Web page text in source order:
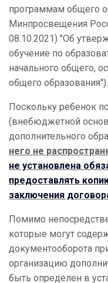
программам общего
Минпросвещения
08.10.2021) "Об
обучение по
начального общего,
общего образования").
Поскольку ребенок
(внебюджетной
дополнительного
него не
не установлена
предоставлять
заключения
Помимо
которые могут
документооборота
организацию
быть определен в